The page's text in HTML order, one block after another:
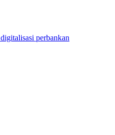
digitalisasi perbankan